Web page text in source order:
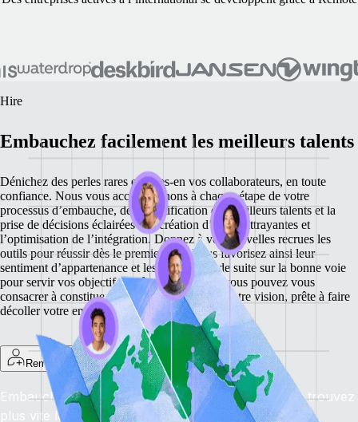
Hire
Embauchez facilement les meilleurs talents
Dénichez des perles rares et faites-en vos collaborateurs, en toute
confiance. Nous vous accompagnons à chaque étape de votre
processus d’embauche, de l’identification des meilleurs talents et la
prise de décisions éclairées à la création d’offres attrayantes et
l’optimisation de l’intégration. Donnez à vos nouvelles recrues les
outils pour réussir dès le premier jour. Vous favorisez ainsi leur
sentiment d’appartenance et les mettez tout de suite sur la bonne voie
pour servir vos objectifs. Grâce à nos outils, vous pouvez vous
consacrer à constituer une équipe partageant votre vision, prête à faire
décoller votre entreprise.
Remote Recruit
Embauchez les meilleurs, partout dans le monde : trouvez
plus vite les candidats idéaux. Availability: En cours